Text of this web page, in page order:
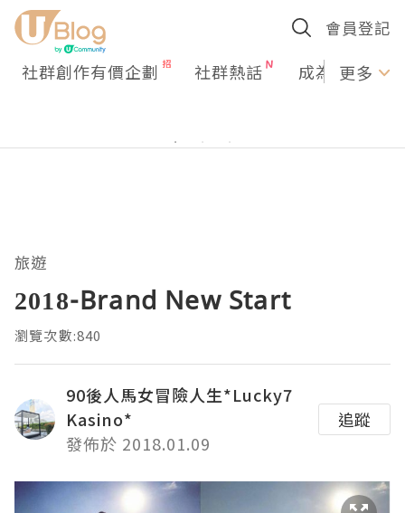
會員登記
社群創作有價企劃 社群熱話 成為U更多
旅遊
2018-Brand New Start
瀏覽次數:840
90後人馬女冒險人生*Lucky7
Kasino*
發佈於 2018.01.09
追蹤